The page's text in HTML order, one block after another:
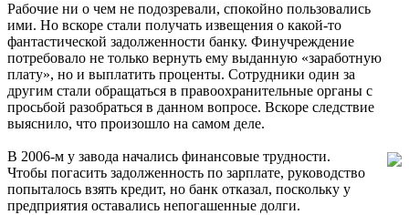
Рабочие ни о чем не подозревали, спокойно пользовались
ими. Но вскоре стали получать извещения о какой-то
фантастической задолженности банку. Финучреждение
потребовало не только вернуть ему выданную «заработную
плату», но и выплатить проценты. Сотрудники один за
другим стали обращаться в правоохранительные органы с
просьбой разобраться в данном вопросе. Вскоре следствие
выяснило, что произошло на самом деле.
В 2006-м у завода начались финансовые трудности.
Чтобы погасить задолженность по зарплате, руководство
попыталось взять кредит, но банк отказал, поскольку у
предприятия оставались непогашенные долги.